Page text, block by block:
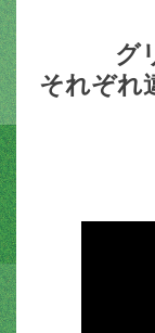
グ
それぞれ